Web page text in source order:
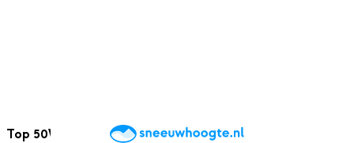
Top 50Webcams WintersportweerKaarten